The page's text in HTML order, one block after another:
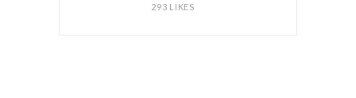
293 LIKES